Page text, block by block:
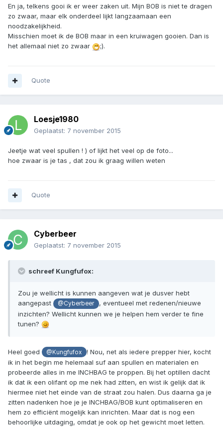
En ja, telkens gooi ik er weer zaken uit. Mijn BOB is niet te dragen
zo zwaar, maar elk onderdeel lijkt langzaamaan een
noodzakelijkheid.
Misschien moet ik de BOB maar in een kruiwagen gooien. Dan is
het allemaal niet zo zwaar
;).
Quote
Loesje1980
Geplaatst: 7 november 2015
Jeetje wat veel spullen ! ) of lijkt het veel op de foto...
hoe zwaar is je tas , dat zou ik graag willen weten
Quote
Cyberbeer
Geplaatst: 7 november 2015
schreef Kungfufox:
Zou je wellicht is kunnen aangeven wat je dusver hebt
aangepast
@Cyberbeer
, eventueel met redenen/nieuwe
inzichten? Wellicht kunnen we je helpen hem verder te fine
tunen?
Heel goed @Kungfufox
! Nou, net als iedere prepper hier, kocht
ik in het begin me helemaal suf aan spullen en materialen en
probeerde alles in me INCHBAG te proppen. Bij het optillen dacht
ik dat ik een olifant op me nek had zitten, en wist ik gelijk dat ik
hiermee niet het einde van de straat zou halen. Dus daarna ga je
zitten nadenken hoe je je INCHBAG/BOB kunt optimaliseren en
hem zo efficiënt mogelijk kan inrichten. Maar dat is nog een
behoorlijke uitdaging, omdat je ook op het gewicht moet letten.